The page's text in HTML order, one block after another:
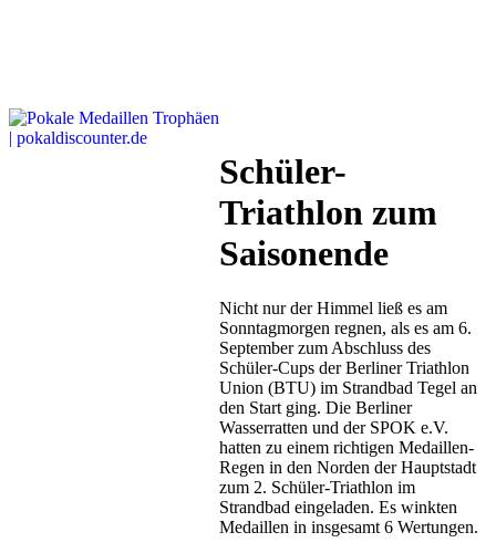
Schüler-
Triathlon zum
Saisonende
Nicht nur der Himmel ließ es am
Sonntagmorgen regnen, als es am 6.
September zum Abschluss des
Schüler-Cups der Berliner Triathlon
Union (BTU) im Strandbad Tegel an
den Start ging. Die Berliner
Wasserratten und der SPOK e.V.
hatten zu einem richtigen Medaillen-
Regen in den Norden der Hauptstadt
zum 2. Schüler-Triathlon im
Strandbad eingeladen. Es winkten
Medaillen in insgesamt 6 Wertungen.